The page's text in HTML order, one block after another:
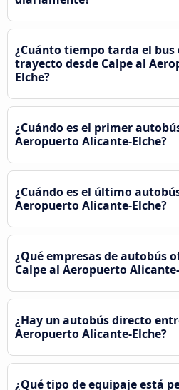
¿Cuánto tiempo tarda el bus
trayecto desde Calpe al
Elche?
¿Cuándo es el primer
Aeropuerto Alicante-Elche?
¿Cuándo es el último
Aeropuerto Alicante-Elche?
¿Qué empresas de autobús
Calpe al Aeropuerto
¿Hay un autobús directo
Aeropuerto Alicante-Elche?
¿Qué tipo de equipaje está